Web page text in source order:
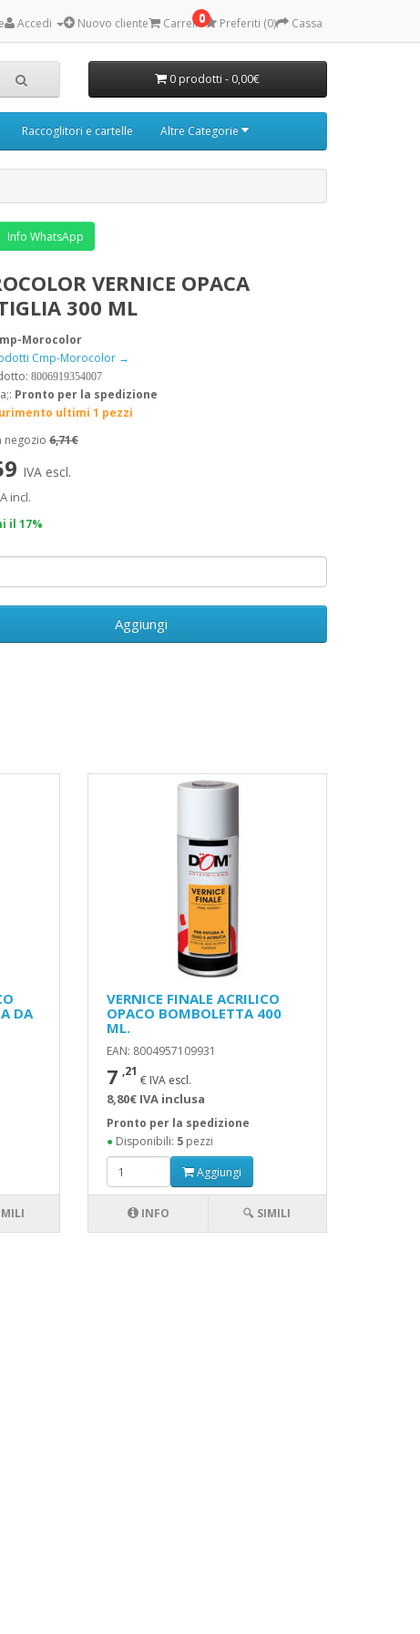
Accedi Nuovo cliente 0
Carrello Preferiti (0) Cassa
0 prodotti - 0,00€
Raccoglitori e cartelle Altre Categorie
Info WhatsApp
VERNICE OPACA
300 ML
Morocolor
Cmp-Morocolor →
8006919354007
Pronto per la spedizione
ultimi 1 pezzi
negozio6,71€
IVA escl.
incl.
il 17%
Aggiungi
DA
VERNICE FINALE ACRILICO
OPACO BOMBOLETTA 400
ML.
EAN: 8004957109931
7 ,21
€ IVA escl.
8,80€ IVA inclusa
Pronto per la spedizione
● Disponibili: 5 pezzi
Aggiungi
INFO 🔍 SIMILI